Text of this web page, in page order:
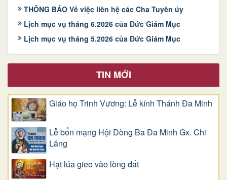
THÔNG BÁO Về việc liên hệ các Cha Tuyên úy
Lịch mục vụ tháng 6.2026 của Đức Giám Mục
Lịch mục vụ tháng 5.2026 của Đức Giám Mục
TIN MỚI
Giáo họ Trinh Vương: Lễ kính Thánh Đa Minh
Lễ bổn mạng Hội Dòng Ba Đa Minh Gx. Chi
Lăng
Hạt lúa gieo vào lòng đất